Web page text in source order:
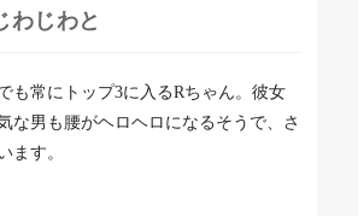
わじわと
も常にトップ3に入るRちゃん。彼女
な男も腰がヘロヘロになるそうで、さ
ます。